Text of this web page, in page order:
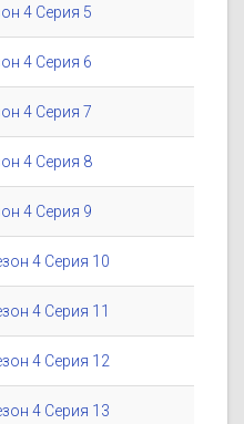
4 Серия 5
4 Серия 6
4 Серия 7
4 Серия 8
4 Серия 9
4 Серия 10
4 Серия 11
4 Серия 12
4 Серия 13